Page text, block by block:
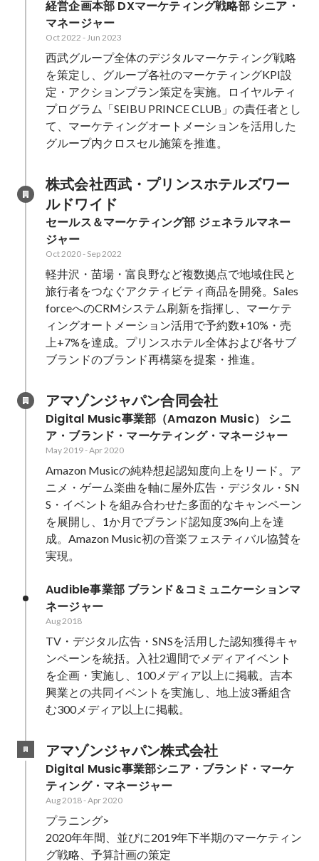
経営企画本部 DXマーケティング戦略部 シニア・
マネージャー
Oct 2022 -Jun 2023
西武グループ全体のデジタルマーケティング戦略
を策定し、グループ各社のマーケティングKPI設
定・アクションプラン策定を実施。ロイヤルティ
プログラム「SEIBU PRINCE CLUB」の責任者とし
て、マーケティングオートメーションを活用した
グループ内クロスセル施策を推進。
株式会社西武・プリンスホテルズワー
ルドワイド
セールス＆マーケティング部 ジェネラルマネー
ジャー
Oct 2020- Sep 2022
軽井沢・苗場・富良野など複数拠点で地域住民と
旅行者をつなぐアクティビティ商品を開発。Sales
forceへのCRMシステム刷新を指揮し、マーケテ
ィングオートメーション活用で予約数+10%・売
上+7%を達成。プリンスホテル全体および各サブ
ブランドのブランド再構築を提案・推進。
アマゾンジャパン合同会社
Digital Music事業部（Amazon Music） シニ
ア・ブランド・マーケティング・マネージャー
May 2019-Apr 2020
Amazon Musicの純粋想起認知度向上をリード。ア
ニメ・ゲーム楽曲を軸に屋外広告・デジタル・SN
S・イベントを組み合わせた多面的なキャンペーン
を展開し、1か月でブランド認知度3%向上を達
成。Amazon Music初の音楽フェスティバル協賛を
実現。
Audible事業部 ブランド＆コミュニケーションマ
ネージャー
Aug 2018
TV・デジタル広告・SNSを活用した認知獲得キャ
ンペーンを統括。入社2週間でメディアイベント
を企画・実施し、100メディア以上に掲載。吉本
興業との共同イベントを実施し、地上波3番組含
む300メディア以上に掲載。
アマゾンジャパン株式会社
Digital Music事業部シニア・ブランド・マーケ
ティング・マネージャー
Aug 2018-Apr 2020
プラニング>
2020年年間、並びに2019年下半期のマーケティン
グ戦略、予算計画の策定